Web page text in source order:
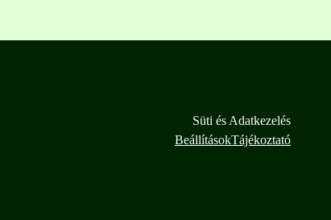
Süti és Adatkezelés
BeállításokTájékoztató